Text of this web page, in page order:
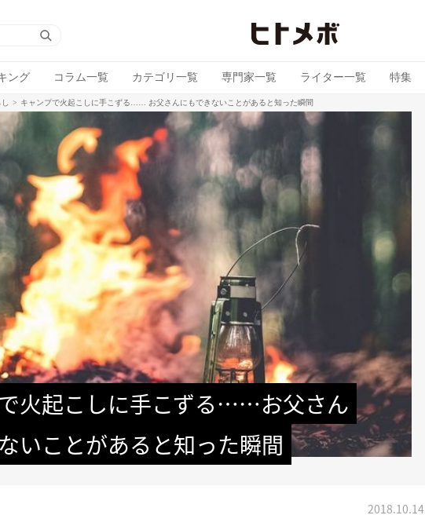
ング コラム一覧 カテゴリ一覧 専門家一覧 ライター一覧 特集
キャンプで火起こしに手こずる…… お父さんにもできないことがあると知った瞬間
火起こしに手こずる……お父さん
いことがあると知った瞬間
2018.10.14